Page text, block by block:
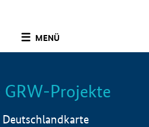
MENÜ
Info
Projekte